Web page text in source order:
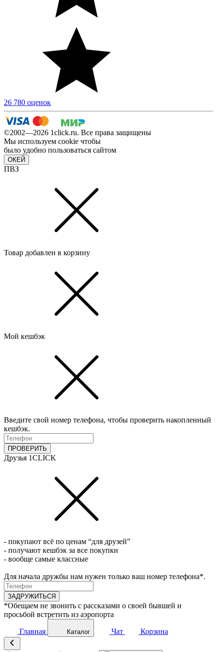
26 780 оценок
©2002—2026 1сlick.ru. Все права защищены
Мы используем cookie чтобы
было удобно пользоваться сайтом
ОКЕЙ
ПВЗ
Товар добавлен в корзину
Мой кешбэк
Введите свой номер телефона, чтобы проверить накопленный
кешбэк.
ПРОВЕРИТЬ
Друзья 1CLICK
- покупают всё по ценам “для друзей”
- получают кешбэк за все покупки
- вообще самые классные
Для начала дружбы нам нужен только ваш номер телефона*.
ЗАДРУЖИТЬСЯ
*Обещаем не звонить с рассказами о своей бывшей и
просьбой встретить из аэропорта
Главная Каталог Чат Корзина